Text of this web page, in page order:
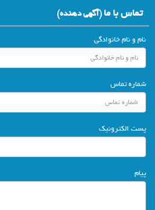
تماس با ما(آگهي دهنده)
نام و نام خانوادگی
شماره تماس
پست الکترونیک
پیام